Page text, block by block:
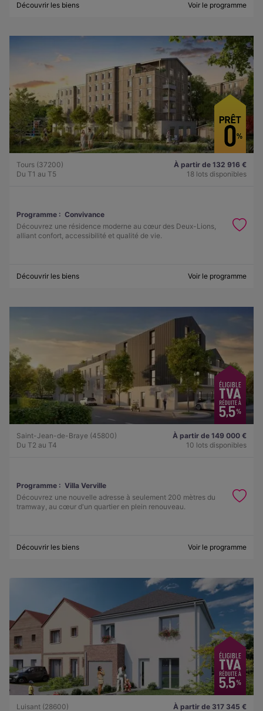
Découvrir les biens Voir le programme
Tours (37200)
Du T1 au T5
À partir de 132 916 €
18 lots disponibles
Programme : Convivance
Découvrez une résidence moderne au cœur des Deux-Lions,
alliant confort, accessibilité et qualité de vie.
Découvrir les biens Voir le programme
Saint-Jean-de-Braye (45800)
Du T2 au T4
À partir de 149 000 €
10 lots disponibles
Programme : Villa Verville
Découvrez une nouvelle adresse à seulement 200 mètres du
tramway, au cœur d'un quartier en plein renouveau.
Découvrir les biens Voir le programme
Luisant (28600) À partir de 317 345 €